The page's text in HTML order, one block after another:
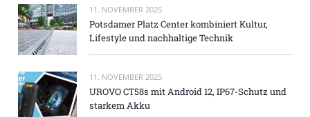
11. NOVEMBER 2025
Potsdamer Platz Center kombiniert Kultur,
Lifestyle und nachhaltige Technik
11. NOVEMBER 2025
UROVO CT58s mit Android 12, IP67-Schutz und
starkem Akku